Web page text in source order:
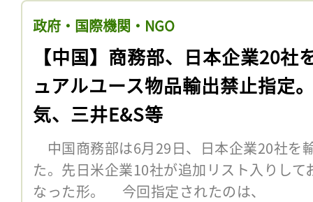
政府・国際機関・NGO
【中国】商務部、日本企業20社
ュアルユース物品輸出禁止指定
気、三井E&S等
中国商務部は6月29日、日本企業20社を
た。先日米企業10社が追加リスト入りし
なった形。 今回指定されたのは、